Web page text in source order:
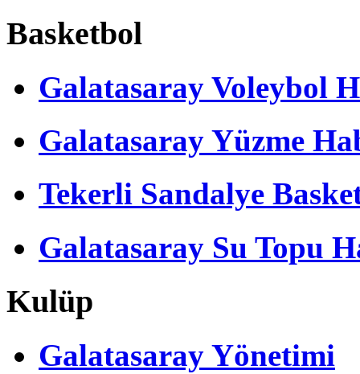
Basketbol
Galatasaray Voleybol
Galatasaray Yüzme
Tekerli Sandalye
Galatasaray Su Topu
Kulüp
Galatasaray Yönetimi